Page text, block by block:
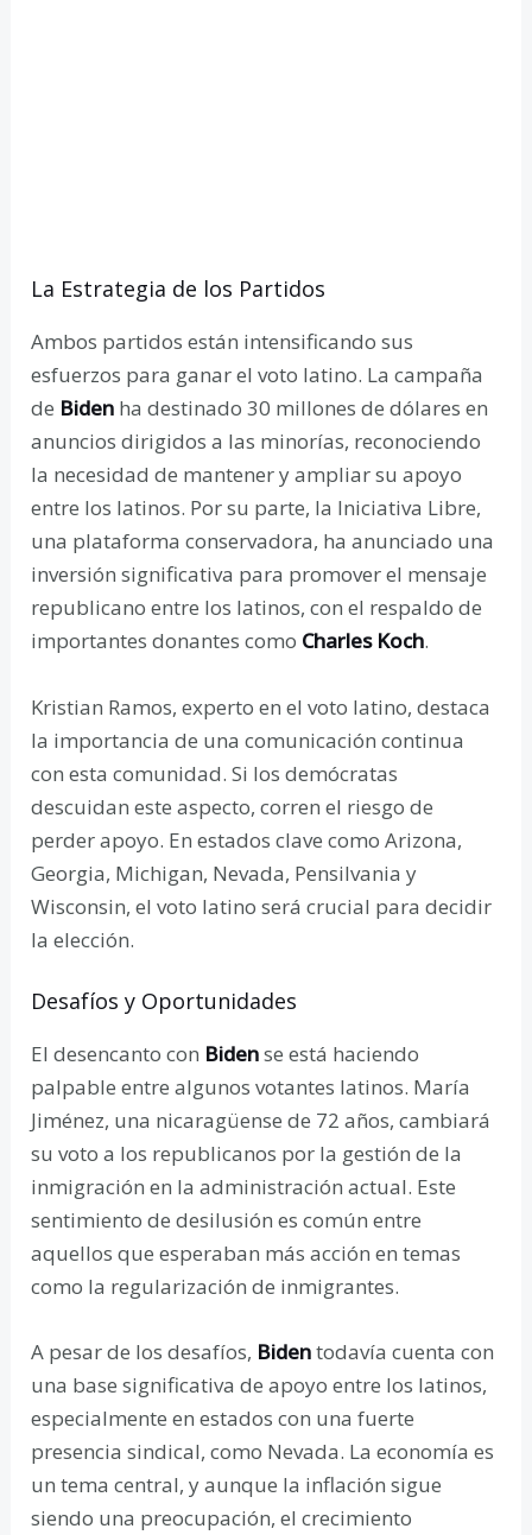
La Estrategia de los Partidos
Ambos partidos están intensificando sus
esfuerzos para ganar el voto latino. La campaña
de Biden ha destinado 30 millones de dólares en
anuncios dirigidos a las minorías, reconociendo
la necesidad de mantener y ampliar su apoyo
entre los latinos. Por su parte, la Iniciativa Libre,
una plataforma conservadora, ha anunciado una
inversión significativa para promover el mensaje
republicano entre los latinos, con el respaldo de
importantes donantes como Charles Koch.
Kristian Ramos, experto en el voto latino, destaca
la importancia de una comunicación continua
con esta comunidad. Si los demócratas
descuidan este aspecto, corren el riesgo de
perder apoyo. En estados clave como Arizona,
Georgia, Michigan, Nevada, Pensilvania y
Wisconsin, el voto latino será crucial para decidir
la elección.
Desafíos y Oportunidades
El desencanto con Bidense está haciendo
palpable entre algunos votantes latinos. María
Jiménez, una nicaragüense de 72 años, cambiará
su voto a los republicanos por la gestión de la
inmigración en la administración actual. Este
sentimiento de desilusión es común entre
aquellos que esperaban más acción en temas
como la regularización de inmigrantes.
A pesar de los desafíos, Bidentodavía cuenta con
una base significativa de apoyo entre los latinos,
especialmente en estados con una fuerte
presencia sindical, como Nevada. La economía es
un tema central, y aunque la inflación sigue
siendo una preocupación, el crecimiento